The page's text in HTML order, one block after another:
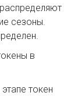
сезоны.
в
токен